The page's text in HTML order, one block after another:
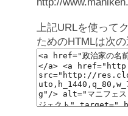
上記URLを使って
ためのHTMLは次の